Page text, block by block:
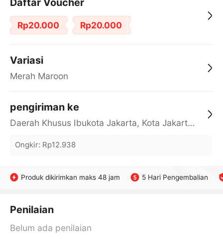
Daftar Voucher
Rp20.000 Rp20.000
Variasi
Merah Maroon
pengiriman ke
Daerah Khusus Ibukota Jakarta, Kota Jakarta Barat, Cengkareng, yy
Ongkir: Rp12.938
Produk dikirimkan maks 48 jam 5 Hari Pengembalian
Penilaian
Belum ada penilaian